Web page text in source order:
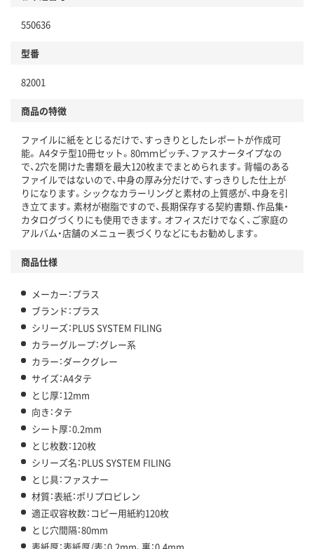
550636
型番
82001
商品の特徴
ファイルに紙をとじるだけで、すっきりとしたレポートが作成可
能。 A4タテ型10冊セット。80ｍｍピッチ、ファスナータイプなの
で、2穴を開けた書類を最大120枚までまとめられます。背幅のある
ファイルではないので、中身の厚み分だけで、すっきりした仕上が
りになります。シックなカラーリングと素材の上質感が、中身を引
き立てます。素材が樹脂ですので、長期保存する契約書類、作品集・
カタログづくりにも使用できます。オフィスだけでなく、ご家庭の
アルバム・店舗のメニュー表づくりなどにもお勧めします。
商品仕様
メーカー：プラス
ブランド：プラス
シリーズ：PLUS SYSTEM FILING
カラーグループ：グレー系
カラー：ダークグレー
サイズ：A4タテ
とじ厚：12mm
向き：タテ
シート厚：0.2mm
とじ枚数：120枚
シリーズ名：PLUS SYSTEM FILING
とじ具：ファスナー
材質：表紙：ポリプロピレン
適正収容枚数：コピー用紙約120枚
とじ穴間隔：80mm